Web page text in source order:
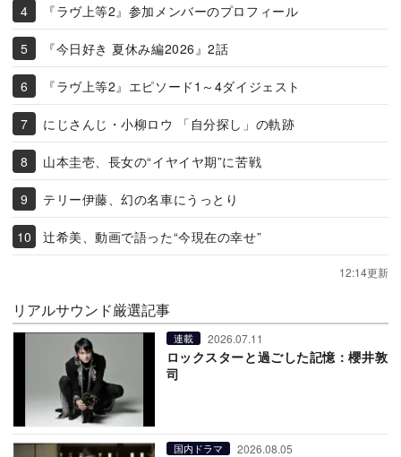
『ラヴ上等2』参加メンバーのプロフィール
『今日好き 夏休み編2026』2話
『ラヴ上等2』エピソード1～4ダイジェスト
にじさんじ・小柳ロウ 「自分探し」の軌跡
山本圭壱、長女の“イヤイヤ期”に苦戦
テリー伊藤、幻の名車にうっとり
辻希美、動画で語った“今現在の幸せ”
12:14更新
リアルサウンド厳選記事
連載 2026.07.11
ロックスターと過ごした記憶：櫻井敦
司
国内ドラマ 2026.08.05